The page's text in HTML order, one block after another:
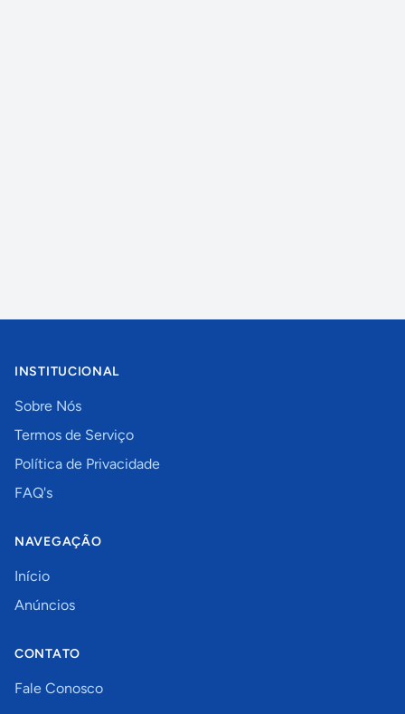
INSTITUCIONAL
Sobre Nós
Termos de Serviço
Política de Privacidade
FAQ's
NAVEGAÇÃO
Início
Anúncios
CONTATO
Fale Conosco